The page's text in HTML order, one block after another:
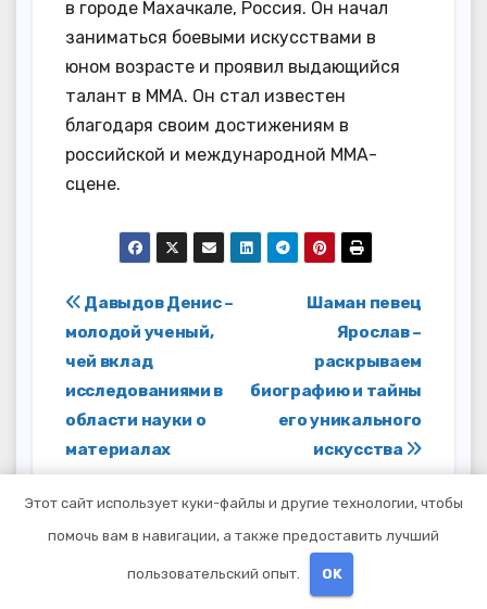
в городе Махачкале, Россия. Он начал
заниматься боевыми искусствами в
юном возрасте и проявил выдающийся
талант в ММА. Он стал известен
благодаря своим достижениям в
российской и международной MMA-
сцене.
Навигация
по
записям
Шаман певец
Ярослав –
раскрываем
биографию и тайны
его уникального
искусства
Давыдов Денис –
молодой ученый,
чей вклад
исследованиями в
области науки о
материалах
превзошел
ожидания,
открывая новые
горизонты и
Этот сайт использует куки-файлы и другие технологии, чтобы
помочь вам в навигации, а также предоставить лучший
пользовательский опыт. OK